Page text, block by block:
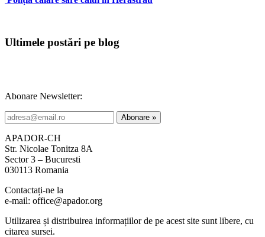
Ultimele postări pe blog
Abonare Newsletter:
APADOR-CH
Str. Nicolae Tonitza 8A
Sector 3 – Bucuresti
030113 Romania
Contactați-ne la
e-mail: office@apador.org
Utilizarea și distribuirea informațiilor de pe acest site sunt libere, cu
citarea sursei.